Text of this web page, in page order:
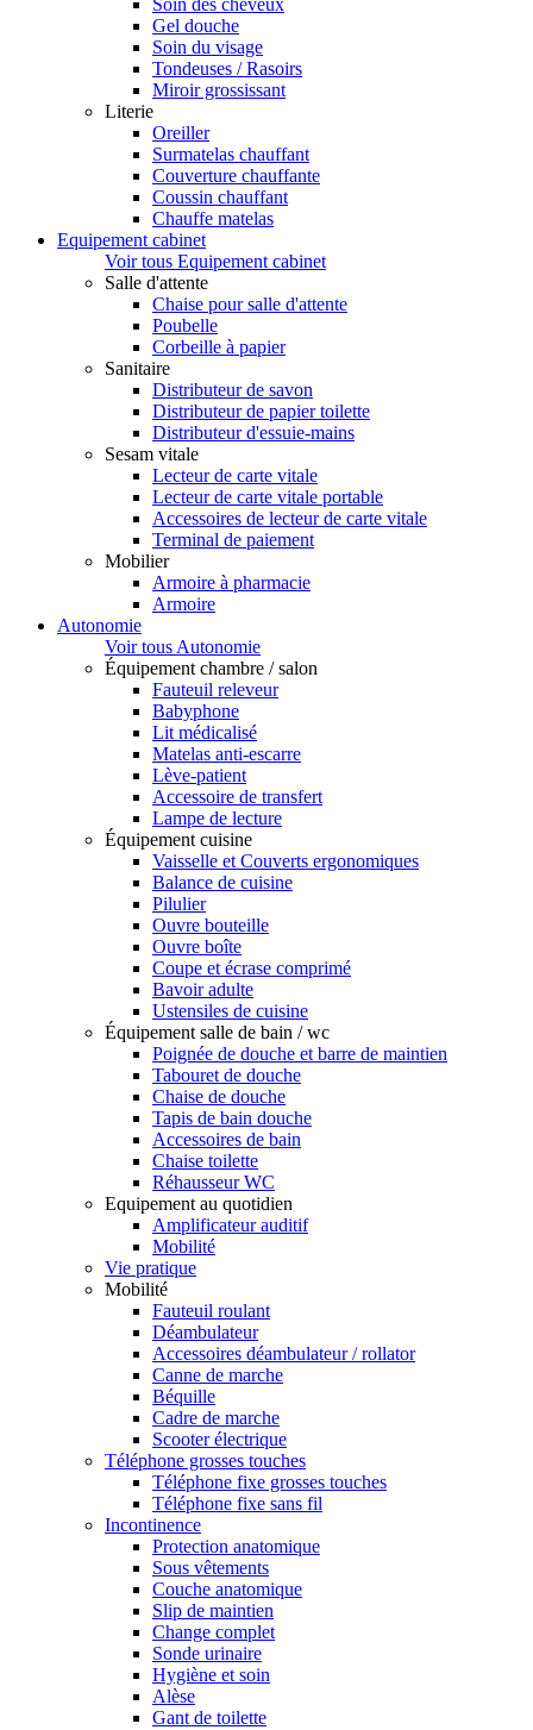
Soin des cheveux
Gel douche
Soin du visage
Tondeuses / Rasoirs
Miroir grossissant
Literie
Oreiller
Surmatelas chauffant
Couverture chauffante
Coussin chauffant
Chauffe matelas
Equipement cabinet
Voir tous Equipement cabinet
Salle d'attente
Chaise pour salle d'attente
Poubelle
Corbeille à papier
Sanitaire
Distributeur de savon
Distributeur de papier toilette
Distributeur d'essuie-mains
Sesam vitale
Lecteur de carte vitale
Lecteur de carte vitale portable
Accessoires de lecteur de carte vitale
Terminal de paiement
Mobilier
Armoire à pharmacie
Armoire
Autonomie
Voir tous Autonomie
Équipement chambre / salon
Fauteuil releveur
Babyphone
Lit médicalisé
Matelas anti-escarre
Lève-patient
Accessoire de transfert
Lampe de lecture
Équipement cuisine
Vaisselle et Couverts ergonomiques
Balance de cuisine
Pilulier
Ouvre bouteille
Ouvre boîte
Coupe et écrase comprimé
Bavoir adulte
Ustensiles de cuisine
Équipement salle de bain / wc
Poignée de douche et barre de maintien
Tabouret de douche
Chaise de douche
Tapis de bain douche
Accessoires de bain
Chaise toilette
Réhausseur WC
Equipement au quotidien
Amplificateur auditif
Mobilité
Vie pratique
Mobilité
Fauteuil roulant
Déambulateur
Accessoires déambulateur / rollator
Canne de marche
Béquille
Cadre de marche
Scooter électrique
Téléphone grosses touches
Téléphone fixe grosses touches
Téléphone fixe sans fil
Incontinence
Protection anatomique
Sous vêtements
Couche anatomique
Slip de maintien
Change complet
Sonde urinaire
Hygiène et soin
Alèse
Gant de toilette